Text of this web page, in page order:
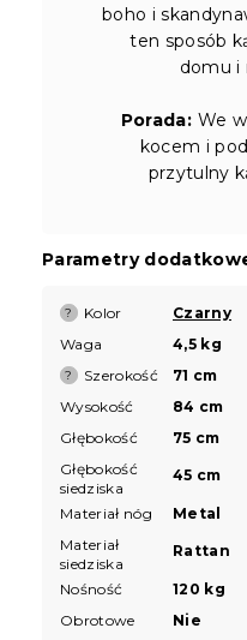
boho i
ten sposób
domu i
Porada: We
kocem i
przytulny
Parametry
? Kolor
Czarny
Waga
4,5 kg
? Szerokość
71 cm
Wysokość
84 cm
Głębokość
75 cm
Głębokość
siedziska
45 cm
Materiał nóg
Metal
Materiał
siedziska
Rattan
Nośność
120 kg
Obrotowe
Nie